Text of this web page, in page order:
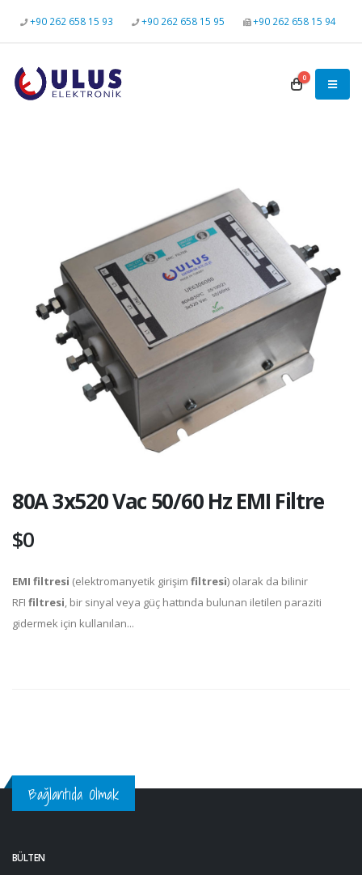
+90 262 658 15 93 +90 262 658 15 95 +90 262 658 15 94
0
80A 3x520 Vac 50/60 Hz EMI Filtre
$0
EMI filtresi (elektromanyetik girişim filtresi) olarak da bilinir
RFI filtresi, bir sinyal veya güç hattında bulunan iletilen paraziti
gidermek için kullanılan...
Bağlantıda Olmak
BÜLTEN